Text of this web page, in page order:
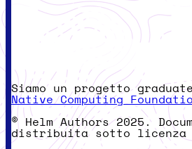
Siamo un progetto
Native Computing
© Helm Authors 2025.
distribuita sotto licenza